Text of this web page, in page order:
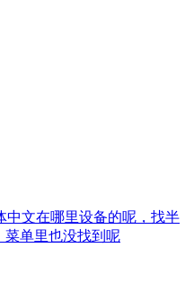
中文在哪里设备的呢，找半
菜单里也没找到呢